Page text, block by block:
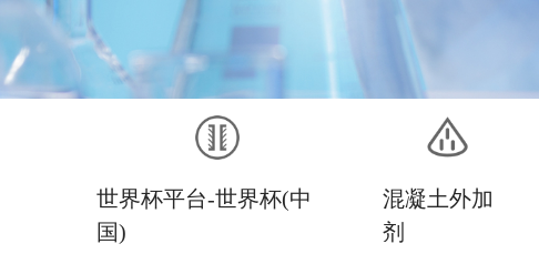
世界杯平台-世界杯(中
国)
混凝土外加
剂